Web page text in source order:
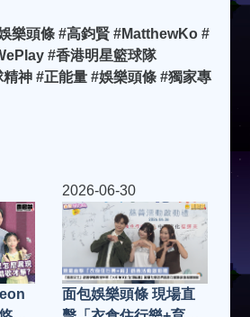
樂頭條 #高鈞賢 #MatthewKo #
#香港明星籃球隊
神 #正能量 #娛樂頭條 #獨家專
2026-06-30
面包娛樂頭條 現場直